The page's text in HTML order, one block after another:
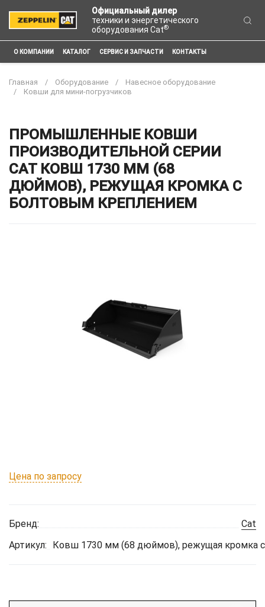
Официальный дилер
техники и энергетического
оборудования Cat®
О КОМПАНИИ КАТАЛОГ СЕРВИС И ЗАПЧАСТИ КОНТАКТЫ
Главная Оборудование
Навесное оборудование
Ковши для мини-погрузчиков
ПРОМЫШЛЕННЫЕ КОВШИ
ПРОИЗВОДИТЕЛЬНОЙ СЕРИИ
CAT КОВШ 1730 ММ (68
ДЮЙМОВ), РЕЖУЩАЯ КРОМКА С
БОЛТОВЫМ КРЕПЛЕНИЕМ
Цена по запросу
Бренд:
Cat
Артикул:
Ковш 1730 мм (68 дюймов), режущая кромка